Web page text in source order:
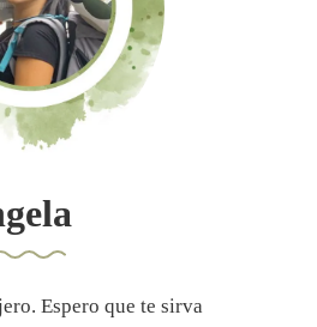
Espero que te sirva